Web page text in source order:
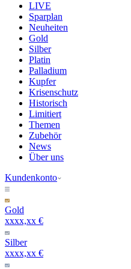
LIVE
Sparplan
Neuheiten
Gold
Silber
Platin
Palladium
Kupfer
Krisenschutz
Historisch
Limitiert
Themen
Zubehör
News
Über uns
Kundenkonto
Gold
xxxx,xx €
Silber
xxxx,xx €